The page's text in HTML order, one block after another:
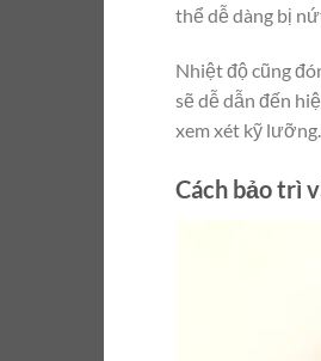
thể dễ dàng bị
Nhiệt độ cũng
sẽ dễ dẫn đến
xem xét kỹ lưỡng.
Cách bảo trì